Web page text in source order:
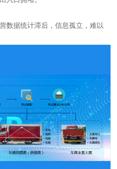
数据统计滞后，信息孤立，难以